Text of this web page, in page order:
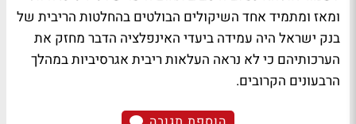
ומאז ומתמיד אחד השיקולים הבולטים בהחלטות הריבית של
בנק ישראל היה עמידה ביעדי האינפלציה הדבר מחזק את
הערכותיהם כי לא נראה העלאות ריבית אגרסיביות במהלך
הרבעונים הקרובים.